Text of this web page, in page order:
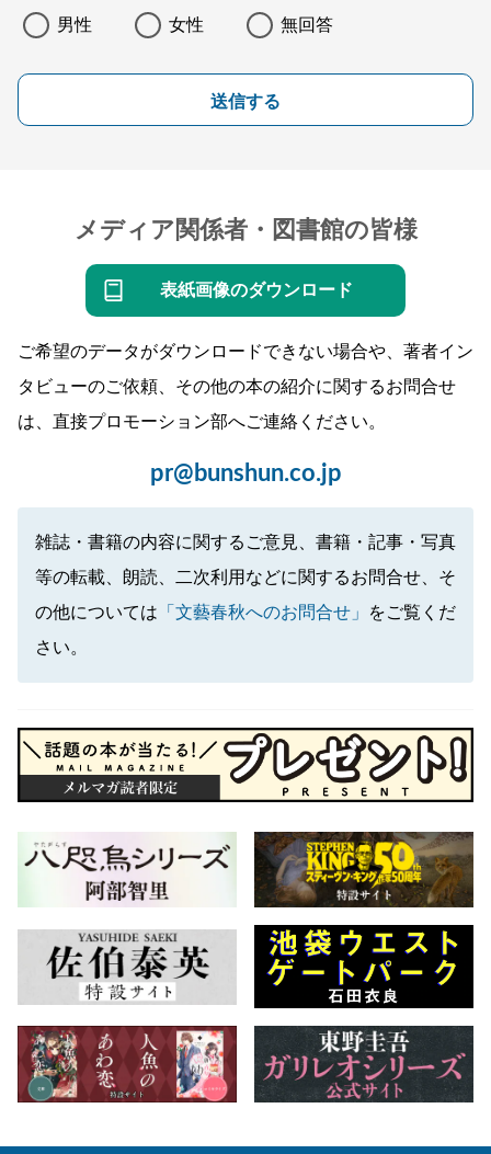
男性 女性 無回答
送信する
メディア関係者・図書館の皆様
表紙画像のダウンロード
ご希望のデータがダウンロードできない場合や、著者イン
タビューのご依頼、その他の本の紹介に関するお問合せ
は、直接プロモーション部へご連絡ください。
pr@bunshun.co.jp
雑誌・書籍の内容に関するご意見、書籍・記事・写真
等の転載、朗読、二次利用などに関するお問合せ、そ
の他については 「文藝春秋へのお問合せ」
をご覧くだ
さい。